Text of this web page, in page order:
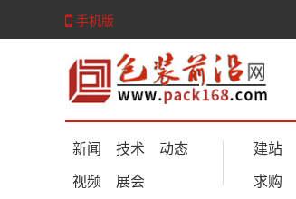
手机版
新闻 技术
动态
视频
展会
建站
求购